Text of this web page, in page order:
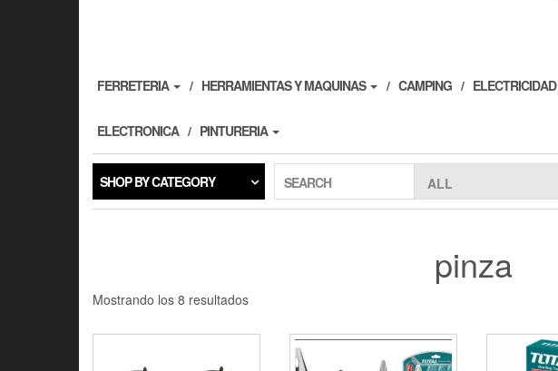
FERRETERIA HERRAMIENTAS Y MAQUINAS CAMPING ELECTRICIDAD
ELECTRONICA PINTURERIA
SHOP BY CATEGORY SEARCH
pinza
Mostrando los 8 resultados